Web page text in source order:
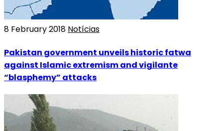
8 February 2018 Notícias
Pakistan government unveils historic fatwa
against Islamic extremism and vigilante
“blasphemy” attacks